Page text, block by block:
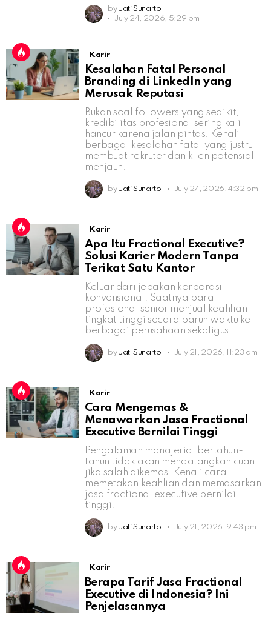
by Jati Sunarto
July 24, 2026, 5:29 pm
Karir
Kesalahan Fatal Personal
Branding di LinkedIn yang
Merusak Reputasi
Bukan soal followers yang sedikit,
kredibilitas profesional sering kali
hancur karena jalan pintas. Kenali
berbagai kesalahan fatal yang justru
membuat rekruter dan klien potensial
menjauh.
by Jati Sunarto July 27, 2026, 4:32 pm
Karir
Apa Itu Fractional Executive?
Solusi Karier Modern Tanpa
Terikat Satu Kantor
Keluar dari jebakan korporasi
konvensional. Saatnya para
profesional senior menjual keahlian
tingkat tinggi secara paruh waktu ke
berbagai perusahaan sekaligus.
by Jati Sunarto July 21, 2026, 11:23 am
Karir
Cara Mengemas &
Menawarkan Jasa Fractional
Executive Bernilai Tinggi
Pengalaman manajerial bertahun-
tahun tidak akan mendatangkan cuan
jika salah dikemas. Kenali cara
memetakan keahlian dan memasarkan
jasa fractional executive bernilai
tinggi.
by Jati Sunarto July 21, 2026, 9:43 pm
Karir
Berapa Tarif Jasa Fractional
Executive di Indonesia? Ini
Penjelasannya